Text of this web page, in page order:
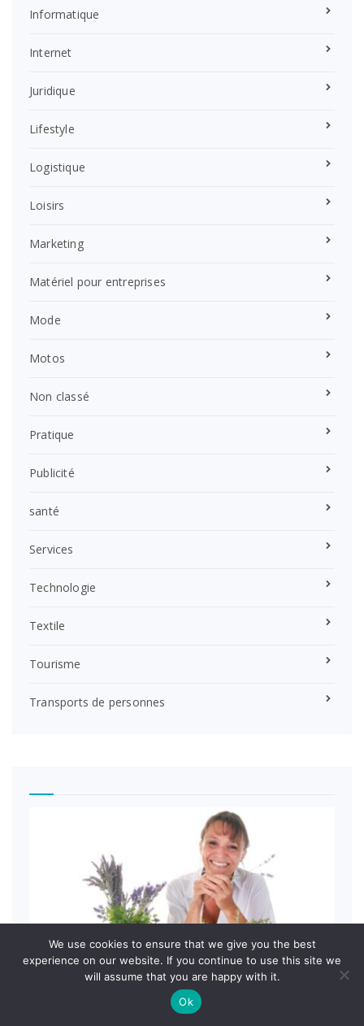
Informatique
Internet
Juridique
Lifestyle
Logistique
Loisirs
Marketing
Matériel pour entreprises
Mode
Motos
Non classé
Pratique
Publicité
santé
Services
Technologie
Textile
Tourisme
Transports de personnes
We use cookies to ensure that we give you the best
experience on our website. If you continue to use this site we
will assume that you are happy with it.
Ok